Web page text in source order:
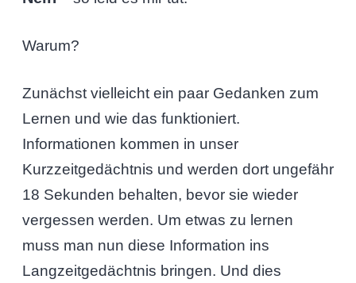
Warum?
Zunächst vielleicht ein paar Gedanken zum
Lernen und wie das funktioniert.
Informationen kommen in unser
Kurzzeitgedächtnis und werden dort ungefähr
18 Sekunden behalten, bevor sie wieder
vergessen werden. Um etwas zu lernen
muss man nun diese Information ins
Langzeitgedächtnis bringen. Und dies